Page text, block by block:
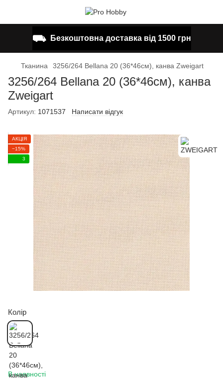
⛟ Безкоштовна доставка від 1500 грн
Тканина 3256/264 Bellana 20 (36*46см), канва Zweigart
3256/264 Bellana 20 (36*46см), канва
Zweigart
Артикул: 1071537 Написати відгук
АКЦІЯ
−15%
3
Колір
В наявності